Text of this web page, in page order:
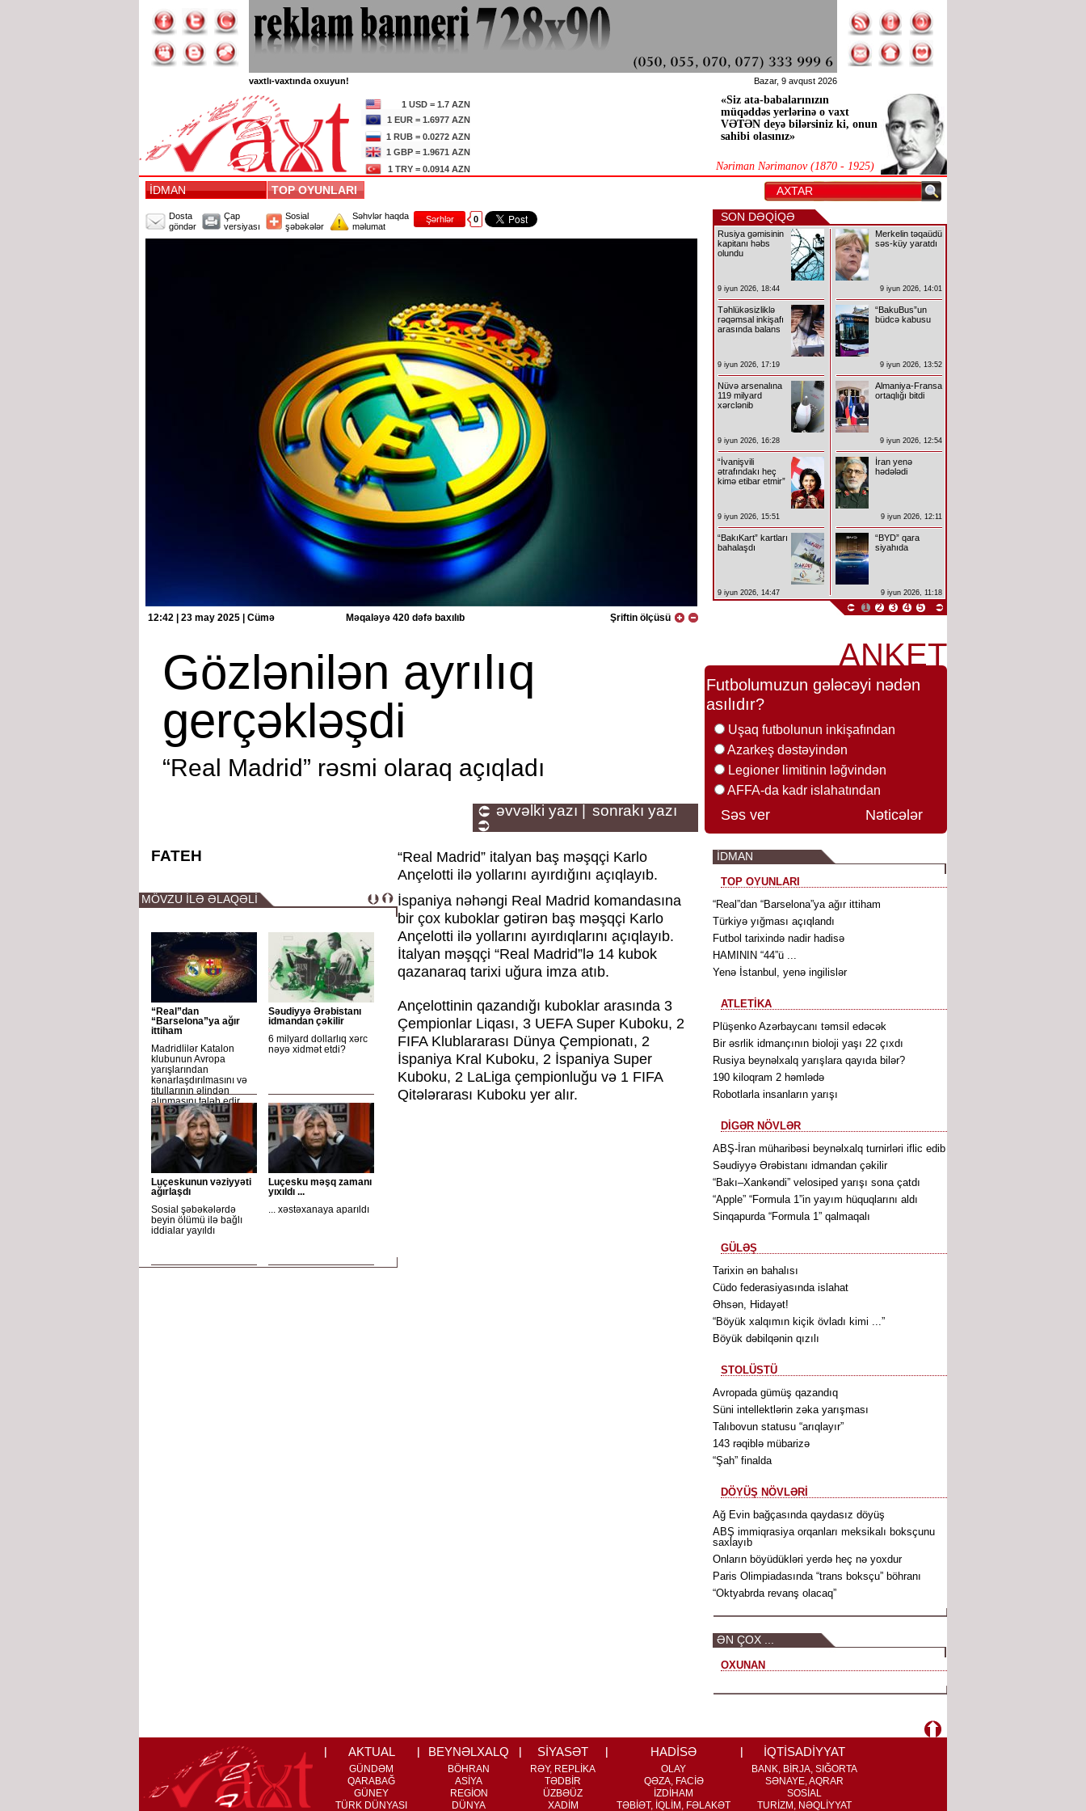
vaxtlı-vaxtında oxuyun! Bazar, 9 avqust 2026
1 USD = 1.7 AZN
1 EUR = 1.6977 AZN
1 RUB = 0.0272 AZN
1 GBP = 1.9671 AZN
1 TRY = 0.0914 AZN
«Siz ata-babalarınızın
müqəddəs yerlərinə o vaxt
VƏTƏN deyə bilərsiniz ki, onun
sahibi olasınız»
Nəriman Nərimanov (1870 - 1925)
İDMAN TOP OYUNLARI
Dosta
göndər
Çap
versiyası
Sosial
şəbəkələr
Səhvlər haqda
məlumat
Şərhlər 0
12:42 | 23 may 2025 | Cümə Məqaləyə 420 dəfə baxılıb Şriftin ölçüsü
Gözlənilən ayrılıq
gerçəkləşdi
“Real Madrid” rəsmi olaraq açıqladı
əvvəlki yazı | sonrakı yazı
FATEH
MÖVZU İLƏ ƏLAQƏLİ
“Real”dan
“Barselona”ya ağır
ittiham
Madridlilər Katalon
klubunun Avropa
yarışlarından
kənarlaşdırılmasını və
titullarının əlindən
alınmasını tələb edir
Səudiyyə Ərəbistanı
idmandan çəkilir
6 milyard dollarlıq xərc
nəyə xidmət etdi?
Luçeskunun vəziyyəti
ağırlaşdı
Sosial şəbəkələrdə
beyin ölümü ilə bağlı
iddialar yayıldı
Luçesku məşq zamanı
yıxıldı ...
... xəstəxanaya aparıldı
“Real Madrid” italyan baş məşqçi Karlo
Ançelotti ilə yollarını ayırdığını açıqlayıb.
İspaniya nəhəngi Real Madrid komandasına
bir çox kuboklar gətirən baş məşqçi Karlo
Ançelotti ilə yollarını ayırdıqlarını açıqlayıb.
İtalyan məşqçi “Real Madrid”lə 14 kubok
qazanaraq tarixi uğura imza atıb.
Ançelottinin qazandığı kuboklar arasında 3
Çempionlar Liqası, 3 UEFA Super Kuboku, 2
FIFA Klublararası Dünya Çempionatı, 2
İspaniya Kral Kuboku, 2 İspaniya Super
Kuboku, 2 LaLiga çempionluğu və 1 FIFA
Qitələrarası Kuboku yer alır.
SON DƏQİQƏ
Rusiya gəmisinin
kapitanı həbs
olundu
9 iyun 2026, 18:44
Təhlükəsizliklə
rəqəmsal inkişafı
arasında balans
9 iyun 2026, 17:19
Nüvə arsenalına
119 milyard
xərclənib
9 iyun 2026, 16:28
“İvanişvili
ətrafındakı heç
kimə etibar etmir”
9 iyun 2026, 15:51
“BakıKart” kartları
bahalaşdı
9 iyun 2026, 14:47
Merkelin təqaüdü
səs-küy yaratdı
9 iyun 2026, 14:01
“BakuBus”un
büdcə kabusu
9 iyun 2026, 13:52
Almaniya-Fransa
ortaqlığı bitdi
9 iyun 2026, 12:54
İran yenə
hədələdi
9 iyun 2026, 12:11
“BYD” qara
siyahıda
9 iyun 2026, 11:18
1 2 3 4 5
ANKET
Futbolumuzun gələcəyi nədən
asılıdır?
Uşaq futbolunun inkişafından
Azarkeş dəstəyindən
Legioner limitinin ləğvindən
AFFA-da kadr islahatından
Səs ver Nəticələr
İDMAN
TOP OYUNLARI
“Real”dan “Barselona”ya ağır ittiham
Türkiyə yığması açıqlandı
Futbol tarixində nadir hadisə
HAMININ “44”ü ...
Yenə İstanbul, yenə ingilislər
ATLETİKA
Plüşenko Azərbaycanı təmsil edəcək
Bir əsrlik idmançının bioloji yaşı 22 çıxdı
Rusiya beynəlxalq yarışlara qayıda bilər?
190 kiloqram 2 həmlədə
Robotlarla insanların yarışı
DİGƏR NÖVLƏR
ABŞ-İran müharibəsi beynəlxalq turnirləri iflic edib
Səudiyyə Ərəbistanı idmandan çəkilir
“Bakı–Xankəndi” velosiped yarışı sona çatdı
“Apple” “Formula 1”in yayım hüquqlarını aldı
Sinqapurda “Formula 1” qalmaqalı
GÜLƏŞ
Tarixin ən bahalısı
Cüdo federasiyasında islahat
Əhsən, Hidayət!
“Böyük xalqımın kiçik övladı kimi ...”
Böyük dəbilqənin qızılı
STOLÜSTÜ
Avropada gümüş qazandıq
Süni intellektlərin zəka yarışması
Talıbovun statusu “arıqlayır”
143 rəqiblə mübarizə
“Şah” finalda
DÖYÜŞ NÖVLƏRİ
Ağ Evin bağçasında qaydasız döyüş
ABŞ immiqrasiya orqanları meksikalı boksçunu
saxlayıb
Onların böyüdükləri yerdə heç nə yoxdur
Paris Olimpiadasında “trans boksçu” böhranı
“Oktyabrda revanş olacaq”
ƏN ÇOX ...
OXUNAN
AKTUAL
GÜNDƏM
QARABAĞ
GÜNEY
TÜRK DÜNYASI
BEYNƏLXALQ
BÖHRAN
ASİYA
REGİON
DÜNYA
SİYASƏT
RƏY, REPLİKA
TƏDBİR
ÜZBƏÜZ
XADİM
HADİSƏ
OLAY
QƏZA, FACİƏ
İZDİHAM
TƏBİƏT, İQLİM, FƏLAKƏT
İQTİSADİYYAT
BANK, BİRJA, SIĞORTA
SƏNAYE, AQRAR
SOSİAL
TURİZM, NƏQLİYYAT